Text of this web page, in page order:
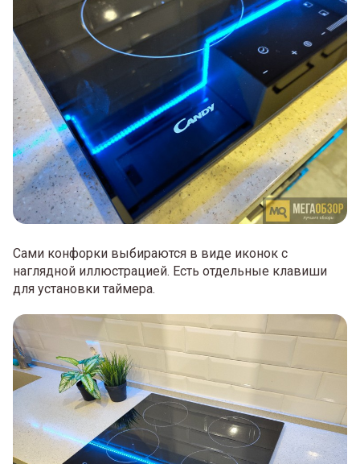
Сами конфорки выбираются в виде иконок с
наглядной иллюстрацией. Есть отдельные клавиши
для установки таймера.